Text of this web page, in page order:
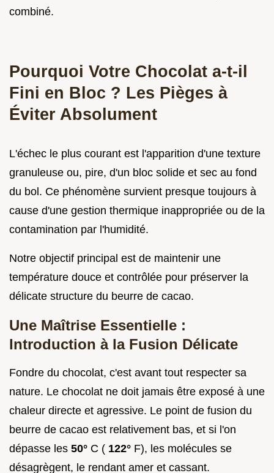
combiné.
Pourquoi Votre Chocolat a-t-il
Fini en Bloc ? Les Pièges à
Éviter Absolument
L'échec le plus courant est l'apparition d'une texture
granuleuse ou, pire, d'un bloc solide et sec au fond
du bol. Ce phénomène survient presque toujours à
cause d'une gestion thermique inappropriée ou de la
contamination par l'humidité.
Notre objectif principal est de maintenir une
température douce et contrôlée pour préserver la
délicate structure du beurre de cacao.
Une Maîtrise Essentielle :
Introduction à la Fusion Délicate
Fondre du chocolat, c'est avant tout respecter sa
nature. Le chocolat ne doit jamais être exposé à une
chaleur directe et agressive. Le point de fusion du
beurre de cacao est relativement bas, et si l'on
dépasse les 50° C ( 122° F), les molécules se
désagrègent, le rendant amer et cassant.